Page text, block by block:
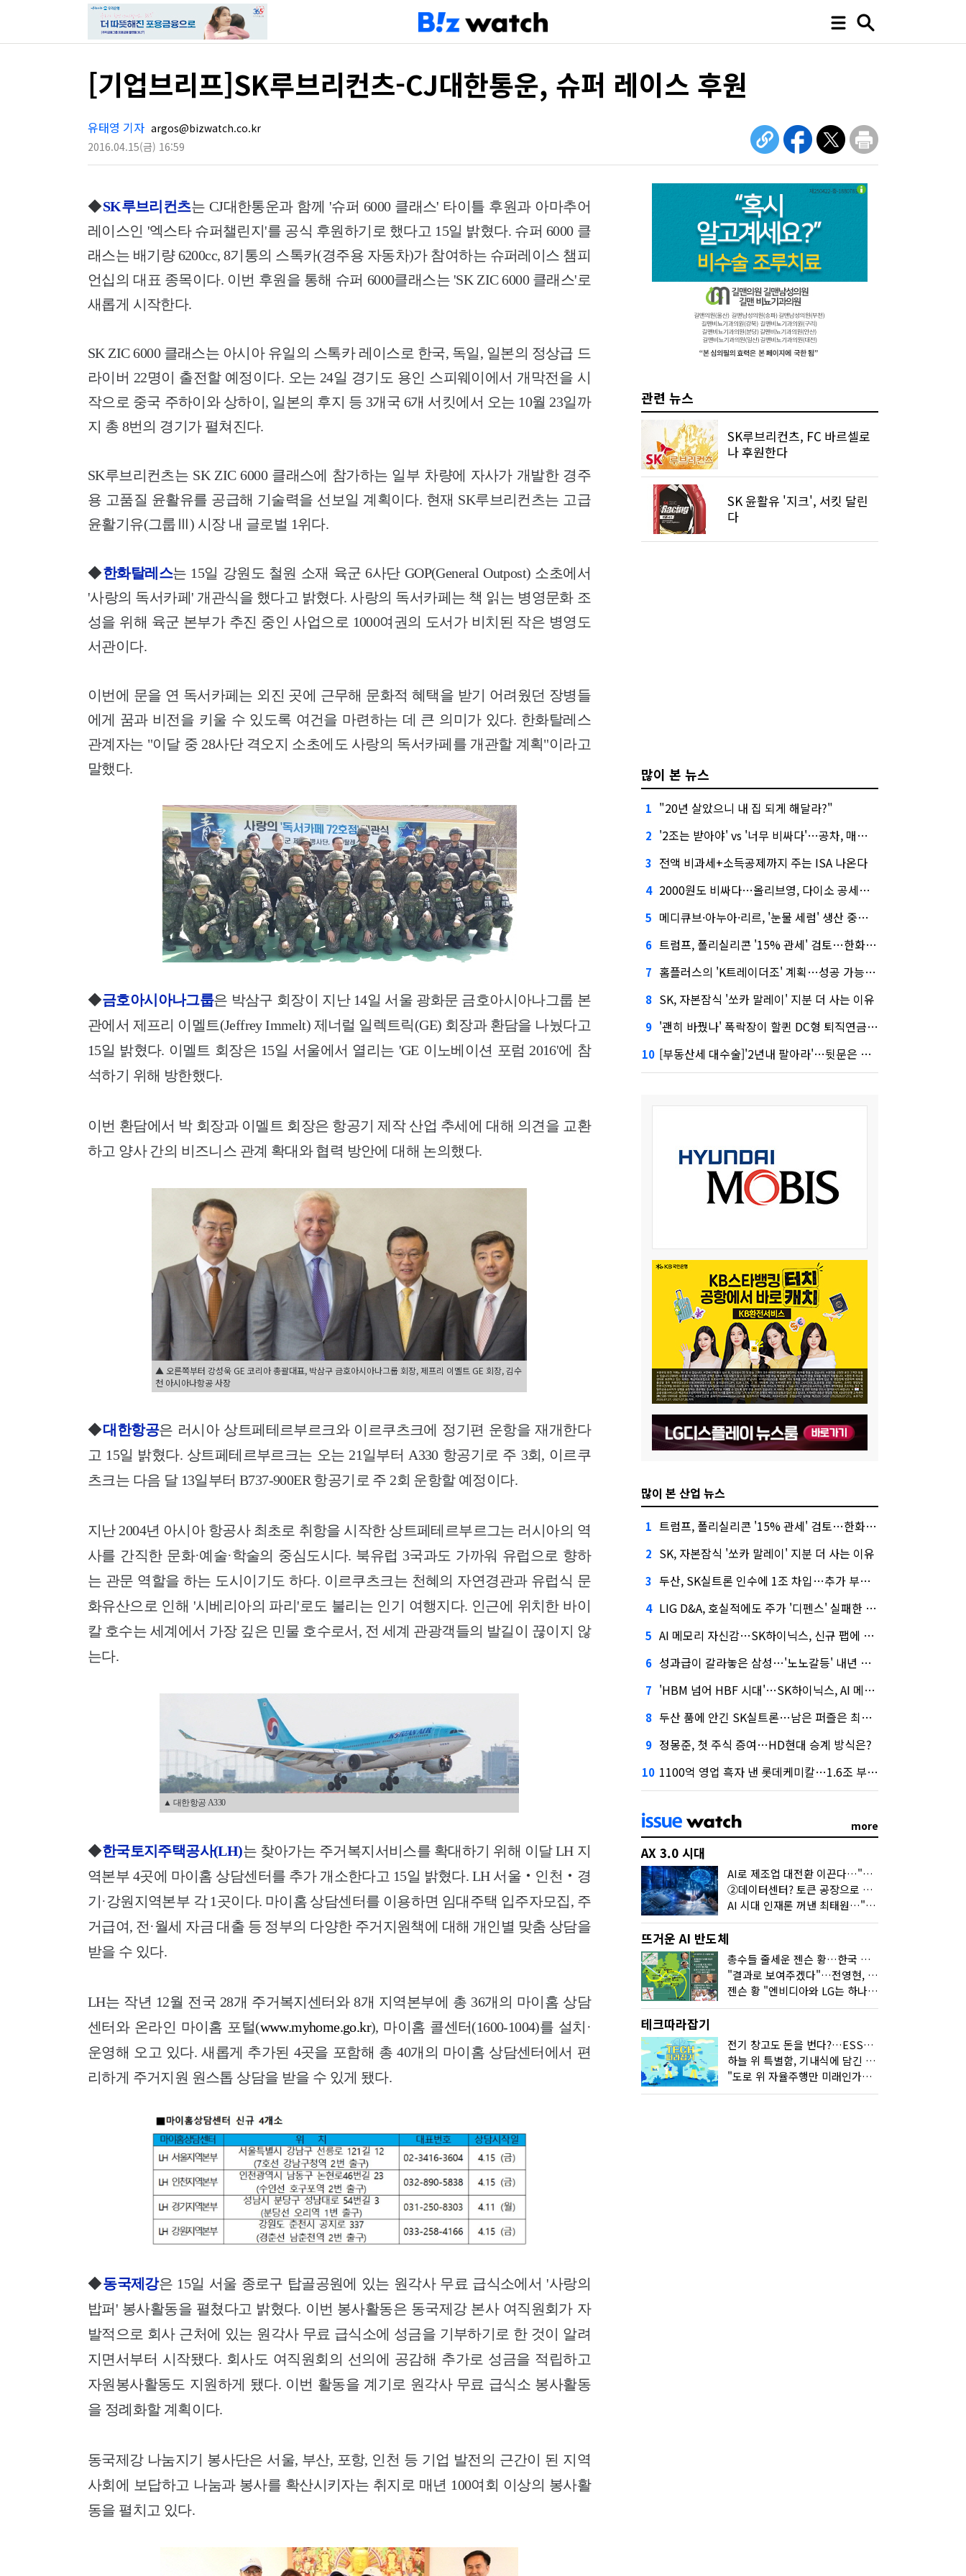
[기업브리프]SK루브리컨츠-CJ대한통운, 슈퍼 레이스 후원
유태영 기자 argos@bizwatch.co.kr
2016.04.15(금) 16:59
◆SK루브리컨츠는 CJ대한통운과 함께 '슈퍼 6000 클래스' 타이틀 후원과 아마추어
레이스인 '엑스타 슈퍼챌린지'를 공식 후원하기로 했다고 15일 밝혔다. 슈퍼 6000 클
래스는 배기량 6200cc, 8기통의 스톡카(경주용 자동차)가 참여하는 슈퍼레이스 챔피
언십의 대표 종목이다. 이번 후원을 통해 슈퍼 6000클래스는 'SK ZIC 6000 클래스'로
새롭게 시작한다.
SK ZIC 6000 클래스는 아시아 유일의 스톡카 레이스로 한국, 독일, 일본의 정상급 드
라이버 22명이 출전할 예정이다. 오는 24일 경기도 용인 스피웨이에서 개막전을 시
작으로 중국 주하이와 상하이, 일본의 후지 등 3개국 6개 서킷에서 오는 10월 23일까
지 총 8번의 경기가 펼쳐진다.
SK루브리컨츠는 SK ZIC 6000 클래스에 참가하는 일부 차량에 자사가 개발한 경주
용 고품질 윤활유를 공급해 기술력을 선보일 계획이다. 현재 SK루브리컨츠는 고급
윤활기유(그룹Ⅲ) 시장 내 글로벌 1위다.
◆한화탈레스는 15일 강원도 철원 소재 육군 6사단 GOP(General Outpost) 소초에서
'사랑의 독서카페' 개관식을 했다고 밝혔다. 사랑의 독서카페는 책 읽는 병영문화 조
성을 위해 육군 본부가 추진 중인 사업으로 1000여권의 도서가 비치된 작은 병영도
서관이다.
이번에 문을 연 독서카페는 외진 곳에 근무해 문화적 혜택을 받기 어려웠던 장병들
에게 꿈과 비전을 키울 수 있도록 여건을 마련하는 데 큰 의미가 있다. 한화탈레스
관계자는 "이달 중 28사단 격오지 소초에도 사랑의 독서카페를 개관할 계획"이라고
말했다.
◆금호아시아나그룹은 박삼구 회장이 지난 14일 서울 광화문 금호아시아나그룹 본
관에서 제프리 이멜트(Jeffrey Immelt) 제너럴 일렉트릭(GE) 회장과 환담을 나눴다고
15일 밝혔다. 이멜트 회장은 15일 서울에서 열리는 'GE 이노베이션 포럼 2016'에 참
석하기 위해 방한했다.
이번 환담에서 박 회장과 이멜트 회장은 항공기 제작 산업 추세에 대해 의견을 교환
하고 양사 간의 비즈니스 관계 확대와 협력 방안에 대해 논의했다.
▲ 오른쪽부터 강성욱 GE 코리아 총괄대표, 박삼구 금호아시아나그룹 회장, 제프리 이멜트 GE 회장, 김수
천 아시아나항공 사장
◆대한항공은 러시아 상트페테르부르크와 이르쿠츠크에 정기편 운항을 재개한다
고 15일 밝혔다. 상트페테르부르크는 오는 21일부터 A330 항공기로 주 3회 , 이르쿠
츠크는 다음 달 13일부터 B737-900ER 항공기로 주 2회 운항할 예정이다.
지난 2004년 아시아 항공사 최초로 취항을 시작한 상트페테르부르그는 러시아의 역
사를 간직한 문화·예술·학술의 중심도시다. 북유럽 3국과도 가까워 유럽으로 향하
는 관문 역할을 하는 도시이기도 하다. 이르쿠츠크는 천혜의 자연경관과 유럽식 문
화유산으로 인해 '시베리아의 파리'로도 불리는 인기 여행지다. 인근에 위치한 바이
칼 호수는 세계에서 가장 깊은 민물 호수로서, 전 세계 관광객들의 발길이 끊이지 않
는다.
▲ 대한항공 A330
◆한국토지주택공사(LH)는 찾아가는 주거복지서비스를 확대하기 위해 이달 LH 지
역본부 4곳에 마이홈 상담센터를 추가 개소한다고 15일 밝혔다. LH 서울‧인천‧경
기·강원지역본부 각 1곳이다. 마이홈 상담센터를 이용하면 임대주택 입주자모집, 주
거급여, 전·월세 자금 대출 등 정부의 다양한 주거지원책에 대해 개인별 맞춤 상담을
받을 수 있다.
LH는 작년 12월 전국 28개 주거복지센터와 8개 지역본부에 총 36개의 마이홈 상담
센터와 온라인 마이홈 포털(www.myhome.go.kr), 마이홈 콜센터(1600-1004)를 설치·
운영해 오고 있다. 새롭게 추가된 4곳을 포함해 총 40개의 마이홈 상담센터에서 편
리하게 주거지원 원스톱 상담을 받을 수 있게 됐다.
◆동국제강은 15일 서울 종로구 탑골공원에 있는 원각사 무료 급식소에서 '사랑의
밥퍼' 봉사활동을 펼쳤다고 밝혔다. 이번 봉사활동은 동국제강 본사 여직원회가 자
발적으로 회사 근처에 있는 원각사 무료 급식소에 성금을 기부하기로 한 것이 알려
지면서부터 시작됐다. 회사도 여직원회의 선의에 공감해 추가로 성금을 적립하고
자원봉사활동도 지원하게 됐다. 이번 활동을 계기로 원각사 무료 급식소 봉사활동
을 정례화할 계획이다.
동국제강 나눔지기 봉사단은 서울, 부산, 포항, 인천 등 기업 발전의 근간이 된 지역
사회에 보답하고 나눔과 봉사를 확산시키자는 취지로 매년 100여회 이상의 봉사활
동을 펼치고 있다.
관련 뉴스
SK루브리컨츠, FC 바르셀로
나 후원한다
SK 윤활유 '지크', 서킷 달린
다
많이 본 뉴스
1 "20년 살았으니 내 집 되게 해달라?"
2 '2조는 받아야' vs '너무 비싸다'…공차, 매각 성공할까
3 전액 비과세+소득공제까지 주는 ISA 나온다
4 2000원도 비싸다…올리브영, 다이소 공세에 '가성비'로 맞불
5 메디큐브·아누아·리르, '눈물 세럼' 생산 중단한다
6 트럼프, 폴리실리콘 '15% 관세' 검토…한화큐셀·OCI 영향은?
7 홈플러스의 'K트레이더조' 계획…성공 가능성은 '글쎄'
8 SK, 자본잠식 '쏘카 말레이' 지분 더 사는 이유
9 '괜히 바꿨나' 폭락장이 할퀸 DC형 퇴직연금…전문가 조언은
10 [부동산세 대수술]'2년내 팔아라'…뒷문은 열었다
많이 본 산업 뉴스
1 트럼프, 폴리실리콘 '15% 관세' 검토…한화큐셀·OCI 영향은?
2 SK, 자본잠식 '쏘카 말레이' 지분 더 사는 이유
3 두산, SK실트론 인수에 1조 차입…추가 부담은?
4 LIG D&A, 호실적에도 주가 '디펜스' 실패한 이유
5 AI 메모리 자신감…SK하이닉스, 신규 팹에 54조 투자
6 성과급이 갈라놓은 삼성…'노노갈등' 내년 교섭 판 흔들까
7 'HBM 넘어 HBF 시대'…SK하이닉스, AI 메모리 표준 선점 나섰다
8 두산 품에 안긴 SK실트론…남은 퍼즐은 최태원 지분 29.4%
9 정몽준, 첫 주식 증여…HD현대 승계 방식은?
10 1100억 영업 흑자 낸 롯데케미칼…1.6조 부채 감량도 '속도'
more
AX 3.0 시대
AI로 제조업 대전환 이끈다…"2030년까지 민관합동 20조 투자"
②데이터센터? 토큰 공장으로 변신
AI 시대 인재론 꺼낸 최태원…"협업이 경쟁력"
뜨거운 AI 반도체
총수들 줄세운 젠슨 황…한국 산업계 새판 짰다
"결과로 보여주겠다"…전영현, 젠슨 황과 HBM5 논의
젠슨 황 "엔비디아와 LG는 하나의 거대한 팀"
테크따라잡기
전기 창고도 돈을 번다?…ESS의 '두뇌' EMO가 뭐길래
하늘 위 특별함, 기내식에 담긴 기술의 세계
"도로 위 자율주행만 미래인가요"…진흙탕서 길 내는 HD현대 AI 기술